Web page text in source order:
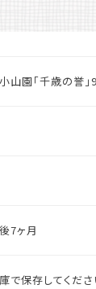
山園「千歳の誉
7ヶ月
で保存してくださ